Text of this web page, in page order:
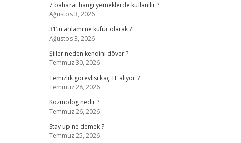
7 baharat hangi yemeklerde kullanılır ?
Ağustos 3, 2026
31’in anlamı ne küfür olarak ?
Ağustos 3, 2026
Şiiler neden kendini döver ?
Temmuz 30, 2026
Temizlik görevlisi kaç TL alıyor ?
Temmuz 28, 2026
Kozmolog nedir ?
Temmuz 26, 2026
Stay up ne demek ?
Temmuz 25, 2026